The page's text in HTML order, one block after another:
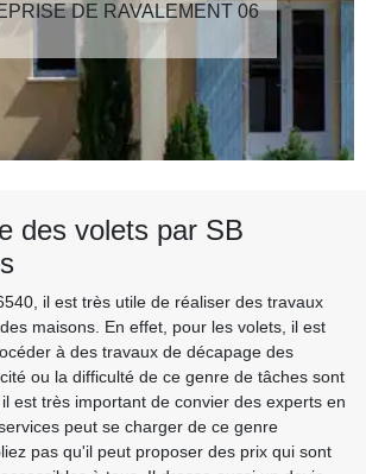
DE RAVALEMENT 06
des volets par SB
il est très utile de réaliser des travaux
maisons. En effet, pour les volets, il est
à des travaux de décapage des
ou la difficulté de ce genre de tâches sont
est très important de convier des experts en
peut se charger de ce genre
pas qu'il peut proposer des prix qui sont